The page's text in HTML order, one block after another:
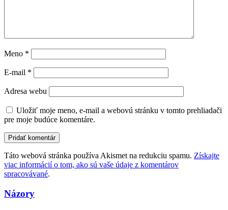
Meno *
E-mail *
Adresa webu
Uložiť moje meno, e-mail a webovú stránku v tomto prehliadači
pre moje budúce komentáre.
Táto webová stránka používa Akismet na redukciu spamu. Získajte
viac informácií o tom, ako sú vaše údaje z komentárov
spracovávané.
Názory